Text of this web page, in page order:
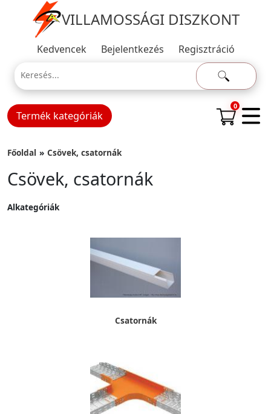
VILLAMOSSÁGI DISZKONT
Kedvencek Bejelentkezés Regisztráció
Termék kategóriák
0
Főoldal Csövek, csatornák
Csövek, csatornák
Alkategóriák
Csatornák